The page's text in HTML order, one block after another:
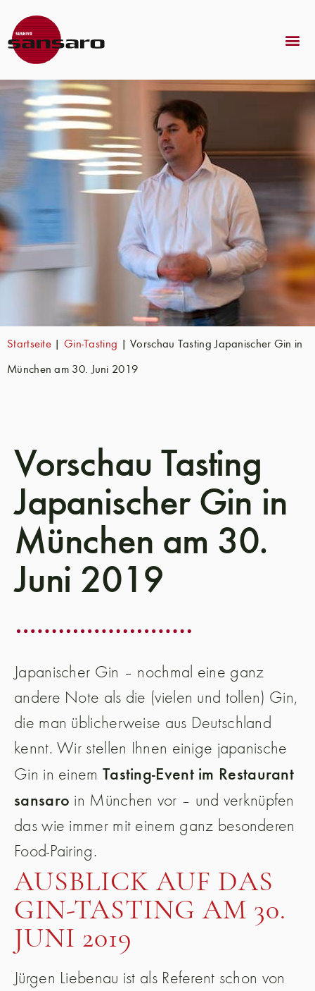
Startseite | Gin-Tasting |Vorschau Tasting Japanischer Gin in
München am 30. Juni 2019
Vorschau Tasting
Japanischer Gin in
München am 30.
Juni 2019
Japanischer Gin – nochmal eine ganz
andere Note als die (vielen und tollen) Gin,
die man üblicherweise aus Deutschland
kennt. Wir stellen Ihnen einige japanische
Gin in einem Tasting-Event im Restaurant
sansaro in München vor – und verknüpfen
das wie immer mit einem ganz besonderen
Food-Pairing.
AUSBLICK AUF DAS
GIN-TASTING AM 30.
JUNI 2019
Jürgen Liebenau ist als Referent schon von